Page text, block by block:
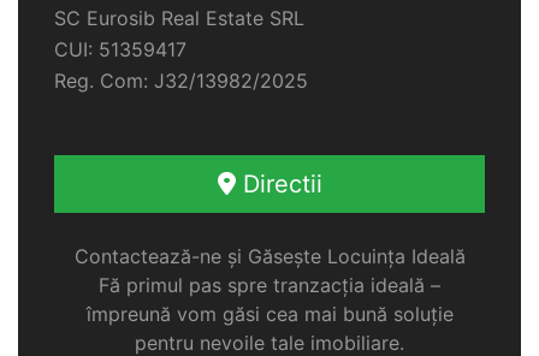
SC Eurosib Real Estate SRL
CUI: 51359417
Reg. Com: J32/13982/2025
Directii
Contactează-ne și Găsește Locuința Ideală
Fă primul pas spre tranzacția ideală –
împreună vom găsi cea mai bună soluție
pentru nevoile tale imobiliare.